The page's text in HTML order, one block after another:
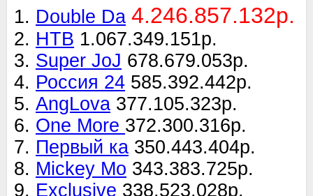
1. Double Da 4.246.857.132р.
2. НТВ 1.067.349.151р.
3. Super JoJ 678.679.053р.
4. Россия 24 585.392.442р.
5. AngLova 377.105.323р.
6. One More 372.300.316р.
7. Первый ка 350.443.404р.
8. Mickey Mo 343.383.725р.
9. Exclusive 338.523.028р.